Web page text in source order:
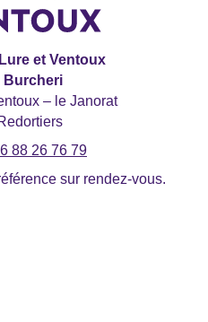
et Ventoux
Burcheri
– le Janorat
88 26 76 79
sur rendez-vous.